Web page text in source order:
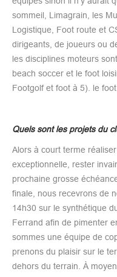
sommeil, Limagrain, les
Logistique, Foot route et
dirigeants, de joueurs ou
les disciplines moteurs
beach soccer et le foot
Footgolf et foot à 5). le
Quels sont les projets du
Alors à court terme
exceptionnelle, rester
prochaine grosse
finale, nous recevrons de
14h30 sur le synthétique
Ferrand afin de pimenter
sommes une équipe de
prenons du plaisir sur le
dehors du terrain. À